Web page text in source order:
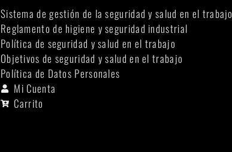
Sistema de gestión de la seguridad y salud en el trabajo
Reglamento de higiene y seguridad industrial
Política de seguridad y salud en el trabajo
Objetivos de seguridad y salud en el trabajo
Política de Datos Personales
Mi Cuenta
Carrito